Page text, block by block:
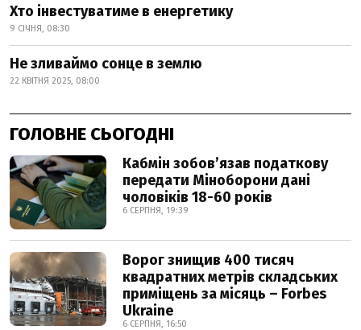
Хто інвестуватиме в енергетику
9 СІЧНЯ, 08:30
Не зливаймо сонце в землю
22 КВІТНЯ 2025, 08:00
ГОЛОВНЕ СЬОГОДНІ
Кабмін зобовʼязав податкову
передати Міноборони дані
чоловіків 18-60 років
6 СЕРПНЯ, 19:39
Ворог знищив 400 тисяч
квадратних метрів складських
приміщень за місяць – Forbes
Ukraine
6 СЕРПНЯ, 16:50